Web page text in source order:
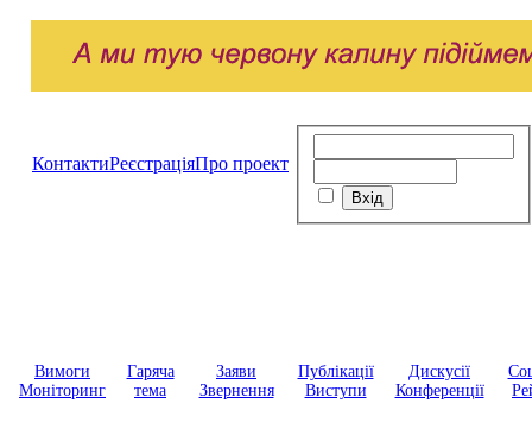
КонтактиРеєстраціяПро проект
Вимоги
Моніторинг
Гаряча
тема
Заяви
Звернення
Публікації
Виступи
Дискусії
Конференції